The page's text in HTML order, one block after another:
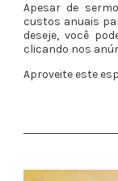
Apesar de
custos anuais
deseje, você
clicando nos
Aproveite este